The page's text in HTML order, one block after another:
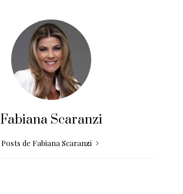
Fabiana Scaranzi
Posts de Fabiana Scaranzi